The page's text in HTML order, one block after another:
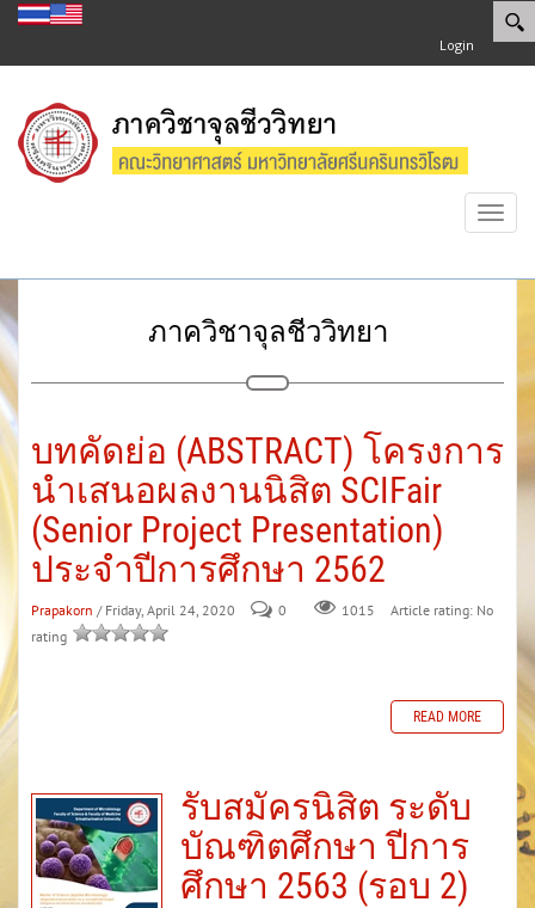
Login
ภาควิชาจุลชีววิทยา
บทคัดย่อ (ABSTRACT) โครงการ
นำเสนอผลงานนิสิต SCIFair
(Senior Project Presentation)
ประจำปีการศึกษา 2562
Prapakorn / Friday, April 24, 2020 0 1015
Article rating: No
rating
READ MORE
รับสมัครนิสิต ระดับ
บัณฑิตศึกษา ปีการ
ศึกษา 2563 (รอบ 2)